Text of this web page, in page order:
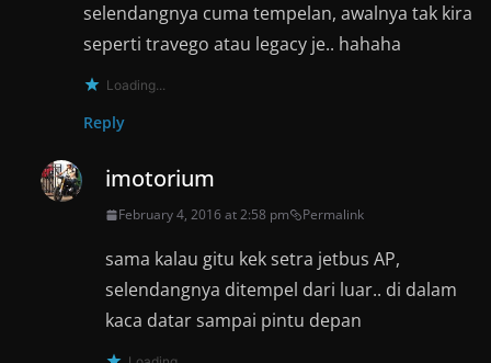
selendangnya cuma tempelan, awalnya tak kira
seperti travego atau legacy je.. hahaha
Loading...
Reply
imotorium
February 4, 2016 at 2:58 pm Permalink
sama kalau gitu kek setra jetbus AP,
selendangnya ditempel dari luar.. di dalam
kaca datar sampai pintu depan